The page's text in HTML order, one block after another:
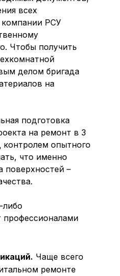
всех
РСУ
Чтобы получить
делом бригада
на
подготовка
на ремонт в 3
опытного
что именно
поверхностей –
либо
профессионалами
Чаще всего
ремонте